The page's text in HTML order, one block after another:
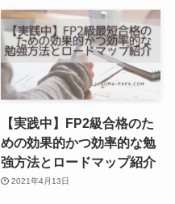
【実践中】FP2級合格のた
めの効果的かつ効率的な勉
強方法とロードマップ紹介
2021年4月13日